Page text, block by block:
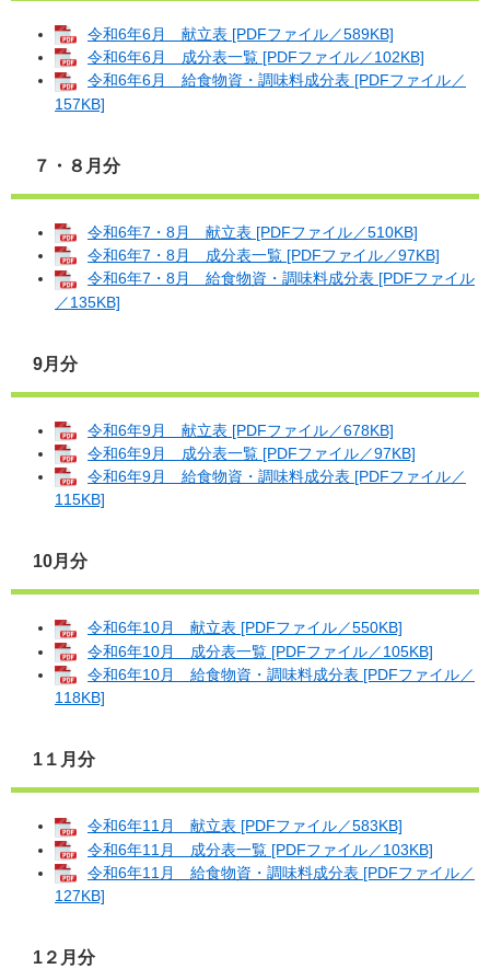
令和6年6月 献立表 [PDFファイル／589KB]
令和6年6月 成分表一覧 [PDFファイル／102KB]
令和6年6月 給食物資・調味料成分表 [PDFファイル／
157KB]
７・８月分
令和6年7・8月 献立表 [PDFファイル／510KB]
令和6年7・8月 成分表一覧 [PDFファイル／97KB]
令和6年7・8月 給食物資・調味料成分表 [PDFファイル
／135KB]
9月分
令和6年9月 献立表 [PDFファイル／678KB]
令和6年9月 成分表一覧 [PDFファイル／97KB]
令和6年9月 給食物資・調味料成分表 [PDFファイル／
115KB]
10月分
令和6年10月 献立表 [PDFファイル／550KB]
令和6年10月 成分表一覧 [PDFファイル／105KB]
令和6年10月 給食物資・調味料成分表 [PDFファイル／
118KB]
1１月分
令和6年11月 献立表 [PDFファイル／583KB]
令和6年11月 成分表一覧 [PDFファイル／103KB]
令和6年11月 給食物資・調味料成分表 [PDFファイル／
127KB]
1２月分